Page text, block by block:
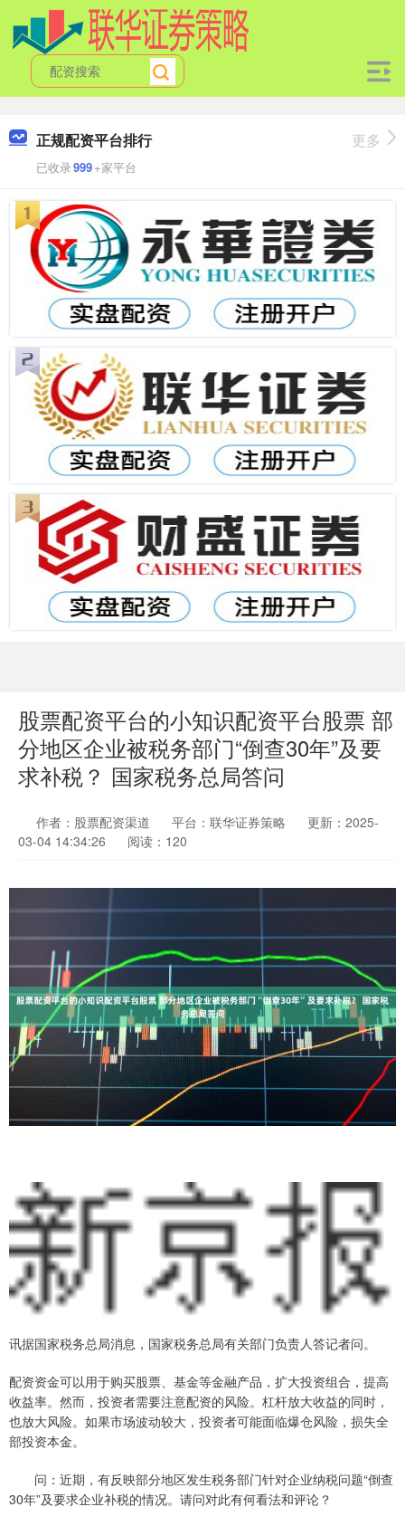
正规配资平台排行
已收录999+家平台
更多
股票配资平台的小知识配资平台股票 部
分地区企业被税务部门“倒查30年”及要
求补税？ 国家税务总局答问
作者：股票配资渠道 平台：联华证券策略
更新：2025-
03-04 14:34:26
阅读：120
讯据国家税务总局消息，国家税务总局有关部门负责人答记者问。
配资资金可以用于购买股票、基金等金融产品，扩大投资组合，提高
收益率。然而，投资者需要注意配资的风险。杠杆放大收益的同时，
也放大风险。如果市场波动较大，投资者可能面临爆仓风险，损失全
部投资本金。
问：近期，有反映部分地区发生税务部门针对企业纳税问题“倒查
30年”及要求企业补税的情况。请问对此有何看法和评论？